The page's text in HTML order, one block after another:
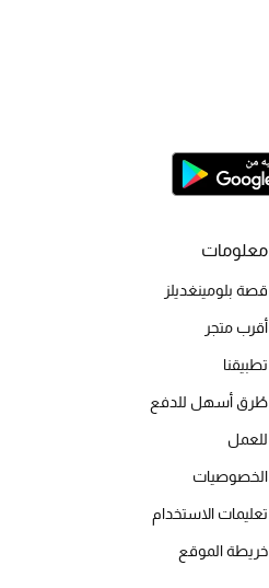
معلومات
قصة بلومينغديلز
أقرب متجر
تطبيقنا
طُرق أسهل للدفع
للعمل
الخصوصيات
تعليمات الاستخدام
خريطة الموقع